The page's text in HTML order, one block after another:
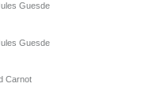
Guesde
Guesde
Carnot